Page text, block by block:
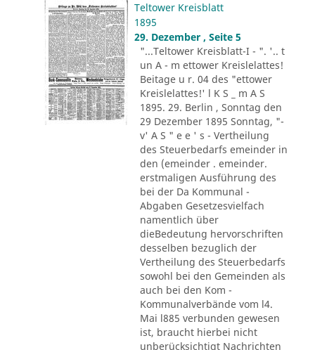
Teltower Kreisblatt
1895
29. Dezember , Seite 5
"...Teltower Kreisblatt-I - ". '.. t
un A - m ettower Kreislelattes!
Beitage u r. 04 des "ettower
Kreislelattes!' l K S _ m A S
1895. 29. Berlin , Sonntag den
29 Dezember 1895 Sonntag, "-
v' A S " e e ' s - Vertheilung
des Steuerbedarfs emeinder in
den (emeinder . emeinder.
erstmaligen Ausführung des
bei der Da Kommunal -
Abgaben Gesetzesvielfach
namentlich über
dieBedeutung hervorschriften
desselben bezuglich der
Vertheilung des Steuerbedarfs
sowohl bei den Gemeinden als
auch bei den Kom -
Kommunalverbände vom l4.
Mai l885 verbunden gewesen
ist, braucht hierbei nicht
unberücksichtigt Nachrichten